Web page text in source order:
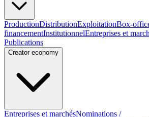
ProductionDistributionExploitationBox-
financementInstitutionnelEntreprises et
Publications
Creator economy
Entreprises et marchésNominations /